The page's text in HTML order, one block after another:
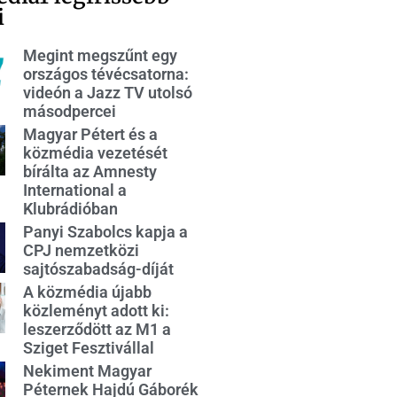
Megint megszűnt egy
országos tévécsatorna:
videón a Jazz TV utolsó
másodpercei
Magyar Pétert és a
közmédia vezetését
bírálta az Amnesty
International a
Klubrádióban
Panyi Szabolcs kapja a
CPJ nemzetközi
sajtószabadság-díját
A közmédia újabb
közleményt adott ki:
leszerződött az M1 a
Sziget Fesztivállal
Nekiment Magyar
Péternek Hajdú Gáborék